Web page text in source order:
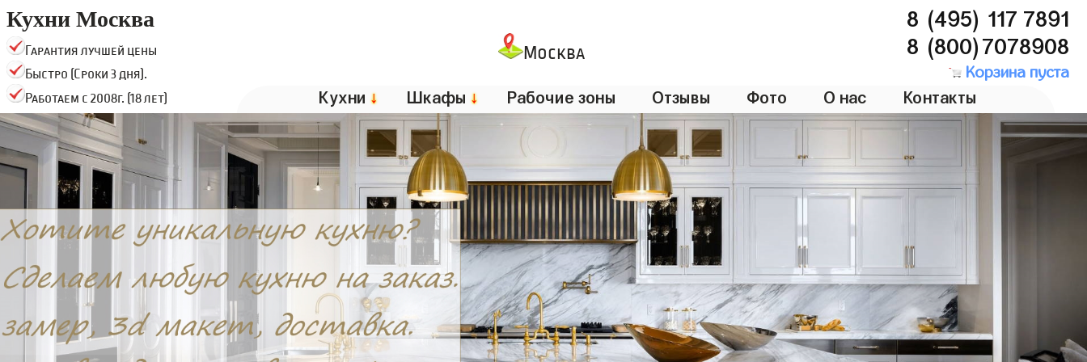
Кухни Москва
Гарантия лучшей цены
Быстро (Сроки 3 дня).
Работаем с 2008г. (18 лет)
Москва
8 (495) 117 7891
8 (800)7078908
Корзина пуста
Кухни ↓ Шкафы ↓ Рабочие зоны Отзывы Фото О нас Контакты